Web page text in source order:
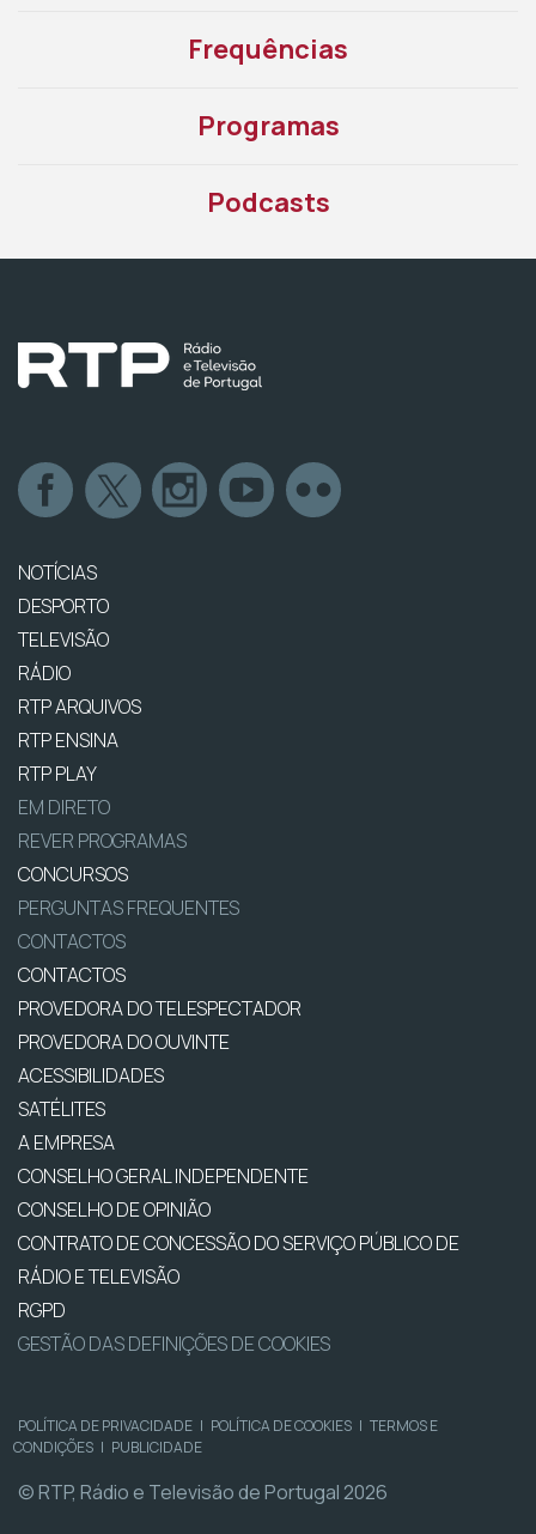
Frequências
Programas
Podcasts
NOTÍCIAS
DESPORTO
TELEVISÃO
RÁDIO
RTP ARQUIVOS
RTP ENSINA
RTP PLAY
EM DIRETO
REVER PROGRAMAS
CONCURSOS
PERGUNTAS FREQUENTES
CONTACTOS
CONTACTOS
PROVEDORA DO TELESPECTADOR
PROVEDORA DO OUVINTE
ACESSIBILIDADES
SATÉLITES
A EMPRESA
CONSELHO GERAL INDEPENDENTE
CONSELHO DE OPINIÃO
CONTRATO DE CONCESSÃO DO SERVIÇO PÚBLICO DE
RÁDIO E TELEVISÃO
RGPD
GESTÃO DAS DEFINIÇÕES DE COOKIES
POLÍTICA DE PRIVACIDADE | POLÍTICA DE COOKIES | TERMOS E
CONDIÇÕES | PUBLICIDADE
© RTP, Rádio e Televisão de Portugal 2026